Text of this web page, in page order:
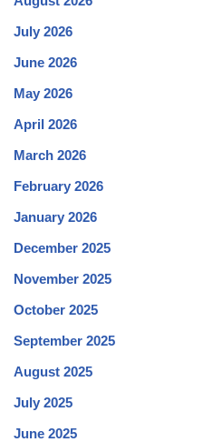
July 2026
June 2026
May 2026
April 2026
March 2026
February 2026
January 2026
December 2025
November 2025
October 2025
September 2025
August 2025
July 2025
June 2025